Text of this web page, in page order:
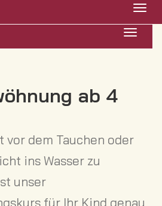
ab 4
vor dem Tauchen oder
ins Wasser zu
unser
für Ihr Kind genau